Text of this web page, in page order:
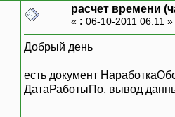
расчет времени
« : 06-10-2011 06:11 »
Добрый день
есть документ
ДатаРаботыПо, вывод